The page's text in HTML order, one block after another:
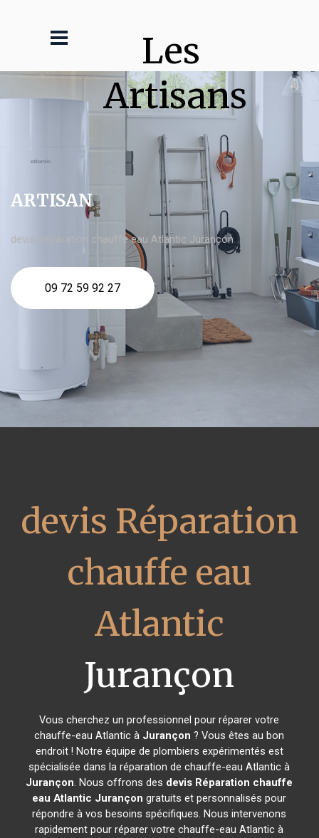
Les
Artisans
ARTISAN
devis Réparation chauffe eau Atlantic Jurançon
09 72 59 92 27
devis Réparation
chauffe eau
Atlantic
Jurançon
Vous cherchez un professionnel pour réparer votre
chauffe-eau Atlantic à Jurançon ? Vous êtes au bon
endroit ! Notre équipe de plombiers expérimentés est
spécialisée dans la réparation de chauffe-eau Atlantic à
Jurançon. Nous offrons des devis Réparation chauffe
eau Atlantic Jurançon gratuits et personnalisés pour
répondre à vos besoins spécifiques. Nous intervenons
rapidement pour réparer votre chauffe-eau Atlantic à